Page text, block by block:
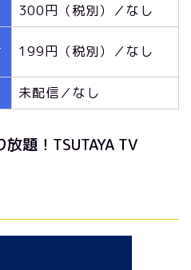
300円（税別）／なし
199円（税別）／なし
未配信／なし
題！TSUTAYA TV